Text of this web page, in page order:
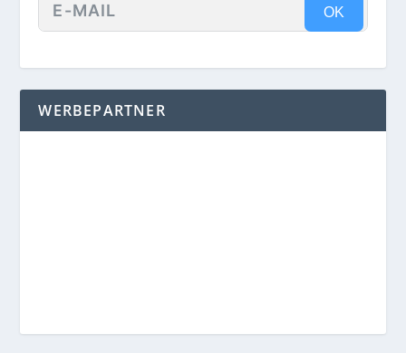
OK
WERBEPARTNER